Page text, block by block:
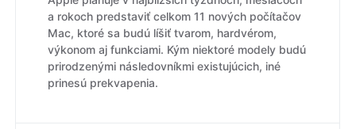
a rokoch predstaviť celkom 11 nových počítačov
Mac, ktoré sa budú líšiť tvarom, hardvérom,
výkonom aj funkciami. Kým niektoré modely budú
prirodzenými následovníkmi existujúcich, iné
prinesú prekvapenia.